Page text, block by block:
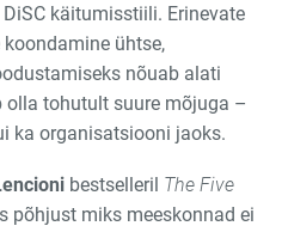
käitumisstiili. Erinevate
ühtse,
nõuab alati
tohutult suure mõjuga –
ka organisatsiooni jaoks.
bestselleril The Five
põhjust miks meeskonnad ei